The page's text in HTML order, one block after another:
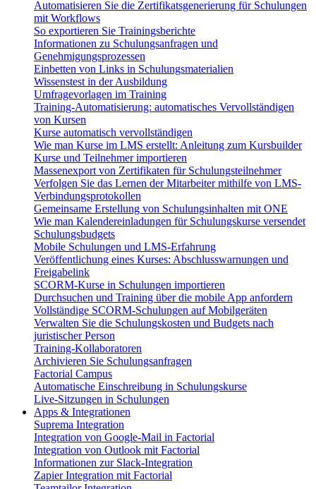
Automatisieren Sie die Zertifikatsgenerierung für Schulungen
mit Workflows
So exportieren Sie Trainingsberichte
Informationen zu Schulungsanfragen und
Genehmigungsprozessen
Einbetten von Links in Schulungsmaterialien
Wissenstest in der Ausbildung
Umfragevorlagen im Training
Training-Automatisierung: automatisches Vervollständigen
von Kursen
Kurse automatisch vervollständigen
Wie man Kurse im LMS erstellt: Anleitung zum Kursbuilder
Kurse und Teilnehmer importieren
Massenexport von Zertifikaten für Schulungsteilnehmer
Verfolgen Sie das Lernen der Mitarbeiter mithilfe von LMS-
Verbindungsprotokollen
Gemeinsame Erstellung von Schulungsinhalten mit ONE
Wie man Kalendereinladungen für Schulungskurse versendet
Schulungsbudgets
Mobile Schulungen und LMS-Erfahrung
Veröffentlichung eines Kurses: Abschlusswarnungen und
Freigabelink
SCORM-Kurse in Schulungen importieren
Durchsuchen und Training über die mobile App anfordern
Vollständige SCORM-Schulungen auf Mobilgeräten
Verwalten Sie die Schulungskosten und Budgets nach
juristischer Person
Training-Kollaboratoren
Archivieren Sie Schulungsanfragen
Factorial Campus
Automatische Einschreibung in Schulungskurse
Live-Sitzungen in Schulungen
Apps & Integrationen
Suprema Integration
Integration von Google-Mail in Factorial
Integration von Outlook mit Factorial
Informationen zur Slack-Integration
Zapier Integration mit Factorial